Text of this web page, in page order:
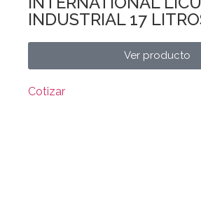
INDUSTRIAL 17
Ver producto
Cotizar